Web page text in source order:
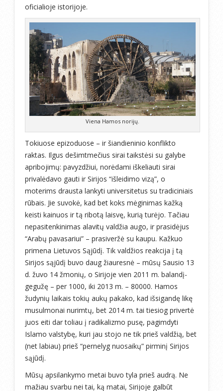
oficialioje istorijoje.
Viena Hamos norijų.
Tokiuose epizoduose – ir šiandieninio konflikto
raktas. Ilgus dešimtmečius sirai taikstėsi su galybe
apribojimų: pavyzdžiui, norėdami iškeliauti sirai
privalėdavo gauti ir Sirijos “išleidimo vizą”, o
moterims drausta lankyti universitetus su tradiciniais
rūbais. Jie suvokė, kad bet koks mėginimas kažką
keisti kainuos ir tą ribotą laisvę, kurią turėjo. Tačiau
nepasitenkinimas alavitų valdžia augo, ir prasidėjus
“Arabų pavasariui” – prasiveržė su kaupu. Kažkuo
primena Lietuvos Sąjūdį. Tik valdžios reakcija į tą
Sirijos sąjūdį buvo daug žiauresnė – mūsų Sausio 13
d. žuvo 14 žmonių, o Sirijoje vien 2011 m. balandį-
gegužę – per 1000, iki 2013 m. – 80000. Hamos
žudynių laikais tokių aukų pakako, kad išsigandę likę
musulmonai nurimtų, bet 2014 m. tai tiesiog privertė
juos eiti dar toliau į radikalizmo pusę, pagimdyti
Islamo valstybę, kuri jau stojo ne tik prieš valdžią, bet
(net labiau) prieš “pernelyg nuosaikų” pirminį Sirijos
sąjūdį.
Mūsų apsilankymo metai buvo tyla prieš audrą. Ne
mažiau svarbu nei tai, ką matai, Sirijoje galbūt